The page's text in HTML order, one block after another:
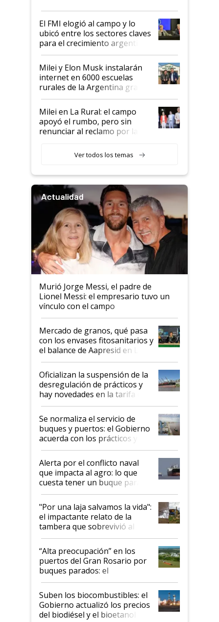
de Milei
El FMI elogió al campo y lo
ubicó entre los sectores claves
para el crecimiento argentino
Milei y Elon Musk instalarán
internet en 6000 escuelas
rurales de la Argentina gracias
a un acuerdo con Starlink
Milei en La Rural: el campo
apoyó el rumbo, pero sin
renunciar al reclamo por las
Ver todos los temas
Actualidad
Murió Jorge Messi, el padre de
Lionel Messi: el empresario tuvo un
vínculo con el campo
Mercado de granos, qué pasa
con los envases fitosanitarios y
el balance de Aapresid en La
Posta
Oficializan la suspensión de la
desregulación de prácticos y
hay novedades en la tarifa de
la hidrovía
Se normaliza el servicio de
buques y puertos: el Gobierno
acuerda con los prácticos y
suspende el decreto de
desregulación
Alerta por el conflicto naval
que impacta al agro: lo que
cuesta tener un buque parado
y el peligro de que Argentina
pase a ser "país sucio"
"Por una laja salvamos la vida":
el impactante relato de la
tambera que sobrevivió al
tornado
“Alta preocupación” en los
puertos del Gran Rosario por
buques parados: el
funcionamiento de las
exportadoras en tensión tras
la medida de fuerza de los
prácticos
Suben los biocombustibles: el
Gobierno actualizó los precios
del biodiésel y el bioetanol